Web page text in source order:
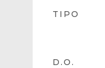
TIPO
D.O.